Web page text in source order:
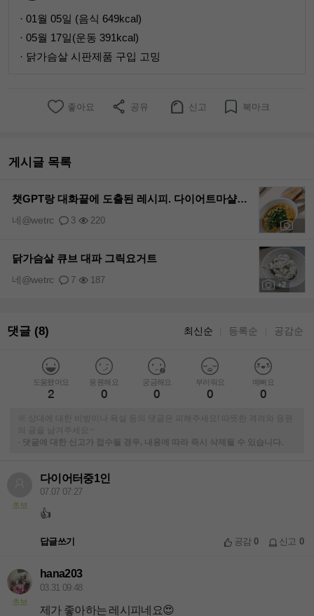
· 01월 05일 (음식 649kcal)
· 05월 17일(운동 391kcal)
· 닭가슴살 시판제품 구입 고밍
좋아요 공유 신고 북마크
게시글 목록
챗GPT랑 대화끝에 도출된 레시피. 다이어트마샬라커리❤️
3 220
네@wetrc
+2
닭가슴살 큐브 대파 그릭요거트
7 187
네@wetrc
댓글 (8) 최신순 등록순 공감순
도움됐어요
2
응원해요
0
궁금해요
0
부러워요
0
예뻐요
0
※ 상대에 대한 비방이나 욕설 등의 댓글은 피해주세요! 따뜻한 격려와 응원
의 글을 남겨주세요~
-
댓글에 대한 신고가 접수될 경우, 내용에 따라 즉시 삭제될 수 있습니다.
초보
다이어터중1인
07.07 07:27
👍
답글쓰기 공감0 신고 0
초보
hana203
03.31 09:48
제가 좋아하는 레시피네요😍